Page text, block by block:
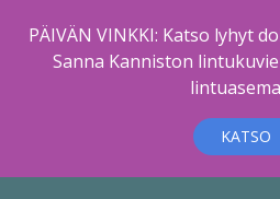
PÄIVÄN VINKKI: Katso lyhyt
Sanna Kanniston
KATSO